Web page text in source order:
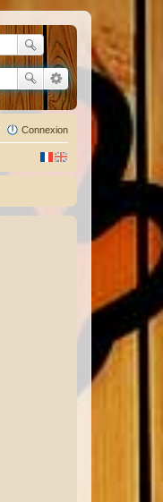
Connexion